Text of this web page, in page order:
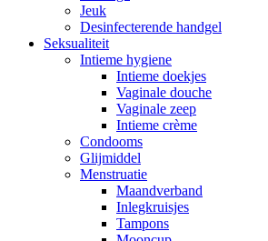
Jeuk
Desinfecterende handgel
Seksualiteit
Intieme hygiene
Intieme doekjes
Vaginale douche
Vaginale zeep
Intieme crème
Condooms
Glijmiddel
Menstruatie
Maandverband
Inlegkruisjes
Tampons